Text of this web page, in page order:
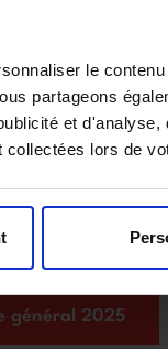
le
partageons
et
lors de
K-KP
+
général 2025